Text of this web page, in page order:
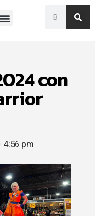
con
4:56 pm